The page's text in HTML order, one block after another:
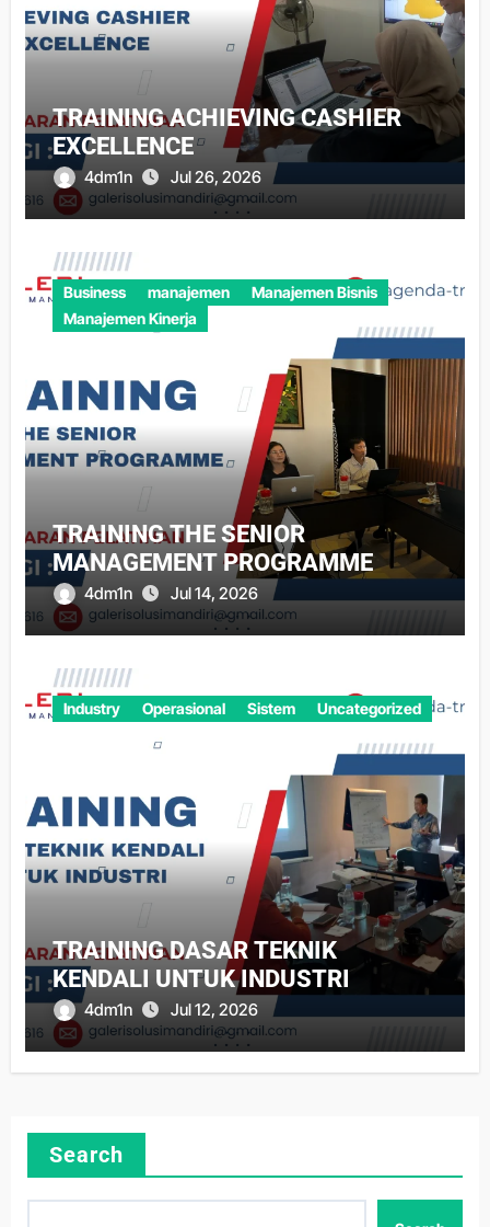
TRAINING ACHIEVING CASHIER
EXCELLENCE
4dm1n Jul 26, 2026
Business manajemen
Manajemen Bisnis
Manajemen Kinerja
TRAINING THE SENIOR
MANAGEMENT PROGRAMME
4dm1n Jul 14, 2026
Industry Operasional Sistem Uncategorized
TRAINING DASAR TEKNIK
KENDALI UNTUK INDUSTRI
4dm1n Jul 12, 2026
Search